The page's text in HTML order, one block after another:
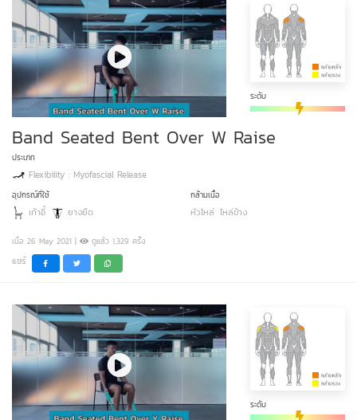
ระดับ
Band Seated Bent Over W Raise
ประเภท
Flexibility : Myofascial Release
อุปกรณ์ที่ใช้
เก้าอี้ ยางยืด
กล้ามเนื้อ
หัวไหล่ ไหล่ข้าง
เมื่อ 26 May 2021 | ดูแล้ว 1,329 ครั้ง
แชร์
ระดับ